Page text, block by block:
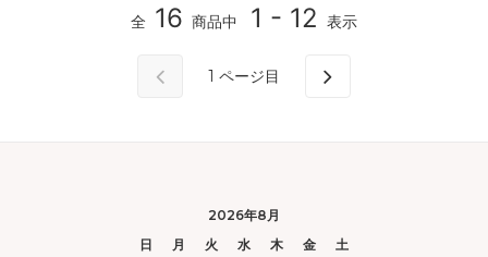
全 16 商品中 1 - 12 表示
1 ページ目
2026年8月
日
月 火 水 木 金
土